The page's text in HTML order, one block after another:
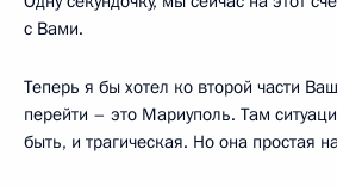
с Вами.
Теперь я бы хотел ко второй части
перейти – это Мариуполь. Там
быть, и трагическая. Но она простая